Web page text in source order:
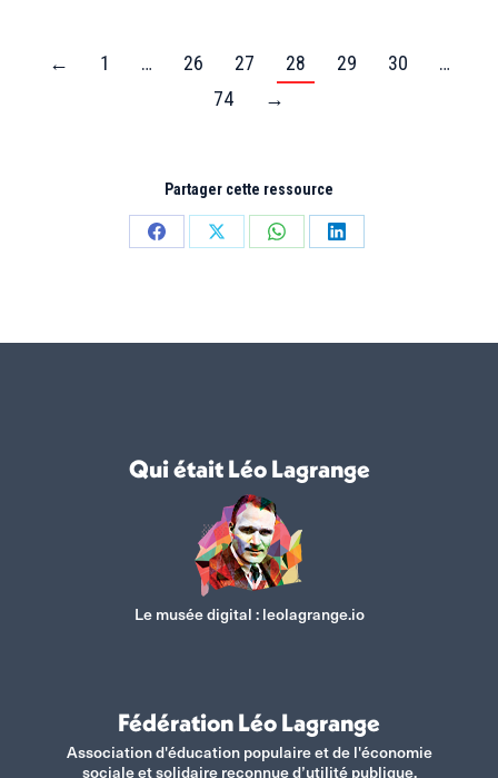
← 1 … 26 27 28 29 30
…
74
→
Partager cette ressource
PartagerPartagerPartagerPartager
Qui était Léo Lagrange
Le musée digital :leolagrange.io
Fédération Léo Lagrange
Association d'éducation populaire et de l'économie
sociale et solidaire reconnue d’utilité publique.